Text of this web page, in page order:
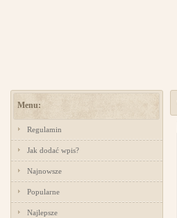
Menu:
Regulamin
Jak dodać wpis?
Najnowsze
Popularne
Najlepsze